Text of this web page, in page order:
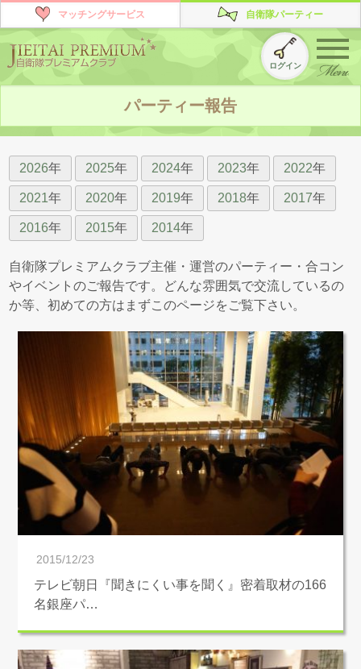
マッチングサービス 自衛隊パーティー
ログイン
パーティー報告
2026年 2025年 2024年 2023年 2022年
2021年 2020年 2019年 2018年 2017年
2016年 2015年 2014年
自衛隊プレミアムクラブ主催・運営のパーティー・合コン
やイベントのご報告です。
どんな雰囲気で交流しているの
か等、初めての方はまずこのページをご覧下さい。
2015/12/23
テレビ朝日『聞きにくい事を聞く』密着取材の166
名銀座パ…